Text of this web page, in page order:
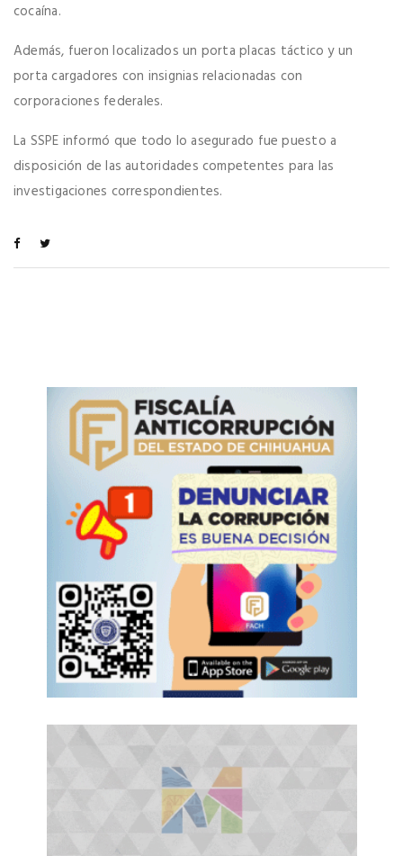
cocaína.
Además, fueron localizados un porta placas táctico y un
porta cargadores con insignias relacionadas con
corporaciones federales.
La SSPE informó que todo lo asegurado fue puesto a
disposición de las autoridades competentes para las
investigaciones correspondientes.